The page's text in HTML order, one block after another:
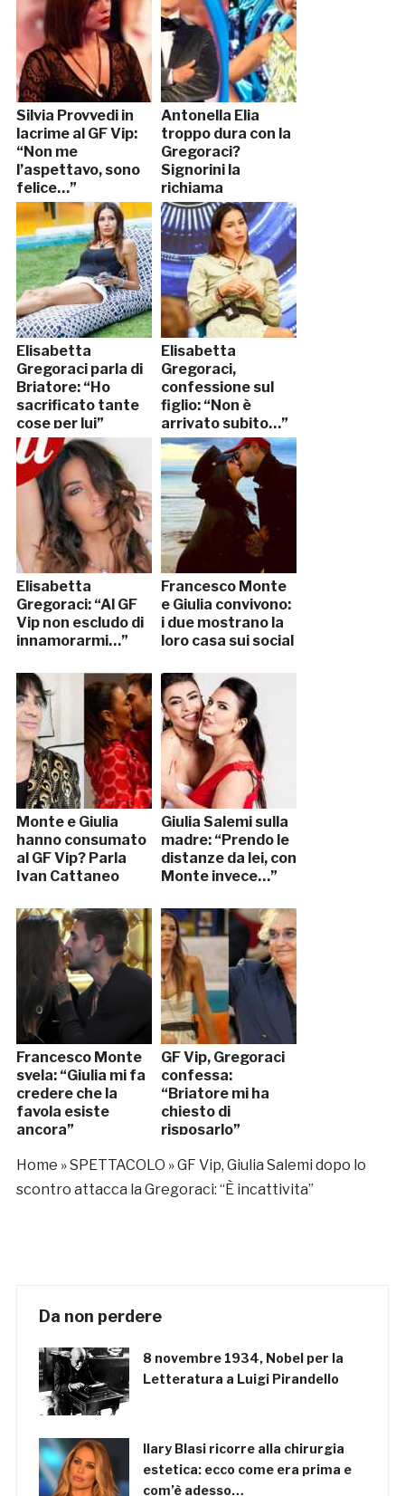
Silvia Provvedi in
lacrime al GF Vip:
“Non me
l’aspettavo, sono
felice…”
Antonella Elia
troppo dura con la
Gregoraci?
Signorini la
richiama
Elisabetta
Gregoraci parla di
Briatore: “Ho
sacrificato tante
cose per lui”
Elisabetta
Gregoraci,
confessione sul
figlio: “Non è
arrivato subito…”
Elisabetta
Gregoraci: “Al GF
Vip non escludo di
innamorarmi…”
Francesco Monte
e Giulia convivono:
i due mostrano la
loro casa sui social
Monte e Giulia
hanno consumato
al GF Vip? Parla
Ivan Cattaneo
Giulia Salemi sulla
madre: “Prendo le
distanze da lei, con
Monte invece…”
Francesco Monte
svela: “Giulia mi fa
credere che la
favola esiste
ancora”
GF Vip, Gregoraci
confessa:
“Briatore mi ha
chiesto di
risposarlo”
Home »SPETTACOLO »GF Vip, Giulia Salemi dopo lo
scontro attacca la Gregoraci: “È incattivita”
Da non perdere
8 novembre 1934, Nobel per la
Letteratura a Luigi Pirandello
Ilary Blasi ricorre alla chirurgia
estetica: ecco come era prima e
com’è adesso…